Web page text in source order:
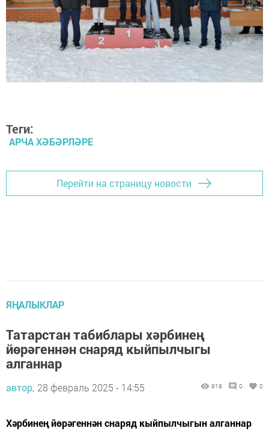
Теги:
АРЧА ХӘБӘРЛӘРЕ
Перейти на страницу новости
ЯҢАЛЫКЛАР
Татарстан табиблары хәрбинең
йөрәгеннән снаряд кыйпылчыгы
алганнар
автор, 28 февраль 2025 - 14:55 918 0 0
Хәрбинең йөрәгеннән снаряд кыйпылчыгын алганнар